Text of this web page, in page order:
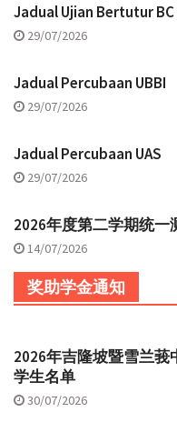
Jadual Ujian Bertutur BC
29/07/2026
Jadual Percubaan UBBI
29/07/2026
Jadual Percubaan UAS
29/07/2026
2026年度第二学期统一
14/07/2026
奖助学金通知
2026年吉隆坡暨雪兰
学生名单
30/07/2026